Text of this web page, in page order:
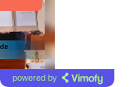
powered by